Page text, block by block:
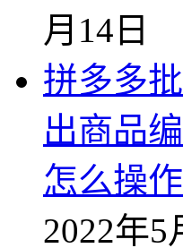
月14日
拼多多
出商品
怎么操作
2022年5